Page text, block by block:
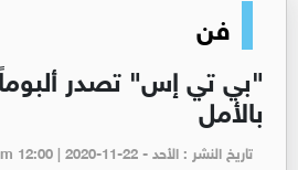
فن
"بي تي إس" تصدر
بالأمل
تاريخ النشر : الأحد - am 12:00 | 2020-11-22